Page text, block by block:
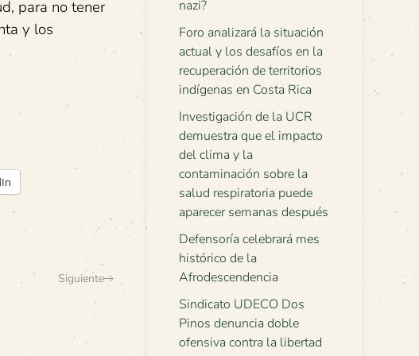
para no tener
y los
Siguiente
nazi?
Foro analizará la situación
actual y los desafíos en la
recuperación de territorios
indígenas en Costa Rica
Investigación de la UCR
demuestra que el impacto
del clima y la
contaminación sobre la
salud respiratoria puede
aparecer semanas después
Defensoría celebrará mes
histórico de la
Afrodescendencia
Sindicato UDECO Dos
Pinos denuncia doble
ofensiva contra la libertad